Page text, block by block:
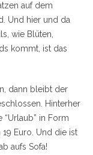
auf dem
Und hier und da
wie Blüten,
kommt, ist das
dann bleibt der
Hinterher
in Form
Euro. Und die ist
aufs Sofa!